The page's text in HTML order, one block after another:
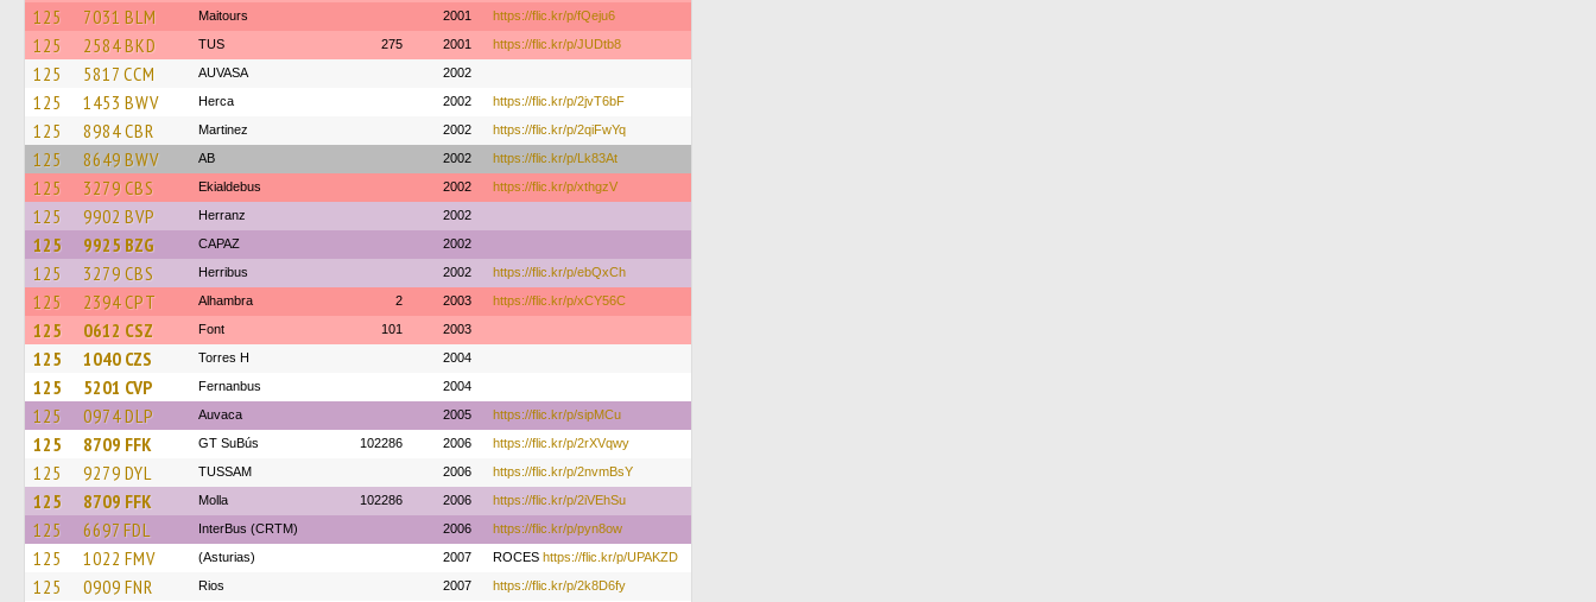
125 7031 BLM Maitours 2001 https://flic.kr/p/fQeju6
125 2584 BKD TUS 275 2001 https://flic.kr/p/JUDtb8
125 5817 CCM AUVASA 2002
125 1453 BWV Herca 2002 https://flic.kr/p/2jvT6bF
125 8984 CBR Martinez 2002 https://flic.kr/p/2qiFwYq
125 8649 BWV AB 2002 https://flic.kr/p/Lk83At
125 3279 CBS Ekialdebus 2002 https://flic.kr/p/xthgzV
125 9902 BVP Herranz 2002
125 9925 BZG CAPAZ 2002
125 3279 CBS Herribus 2002 https://flic.kr/p/ebQxCh
125 2394 CPT Alhambra 2 2003 https://flic.kr/p/xCY56C
125 0612 CSZ Font 101 2003
125 1040 CZS Torres H 2004
125 5201 CVP Fernanbus 2004
125 0974 DLP Auvaca 2005 https://flic.kr/p/sipMCu
125 8709 FFK GT SuBús 102286 2006 https://flic.kr/p/2rXVqwy
125 9279 DYL TUSSAM 2006 https://flic.kr/p/2nvmBsY
125 8709 FFK Molla 102286 2006 https://flic.kr/p/2iVEhSu
125 6697 FDL InterBus (CRTM) 2006 https://flic.kr/p/pyn8ow
125 1022 FMV (Asturias) 2007 ROCES https://flic.kr/p/UPAKZD
125 0909 FNR Rios 2007 https://flic.kr/p/2k8D6fy